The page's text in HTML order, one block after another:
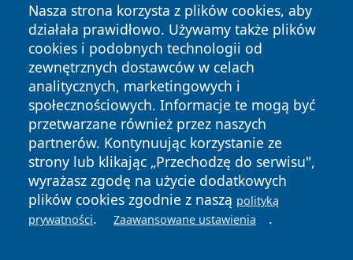
Nasza strona korzysta z plików cookies, aby
działała prawidłowo. Używamy także plików
cookies i podobnych technologii od
zewnętrznych dostawców w celach
analitycznych, marketingowych i
społecznościowych. Informacje te mogą być
przetwarzane również przez naszych
partnerów. Kontynuując korzystanie ze
strony lub klikając „Przechodzę do serwisu",
wyrażasz zgodę na użycie dodatkowych
plików cookies zgodnie z naszą polityką
prywatności. Zaawansowane ustawienia .
Copyright © 2026 tomaszowonline.pl Wszystkie prawa
zastrzeżone.
News Autorzy
Polityka
Polityka